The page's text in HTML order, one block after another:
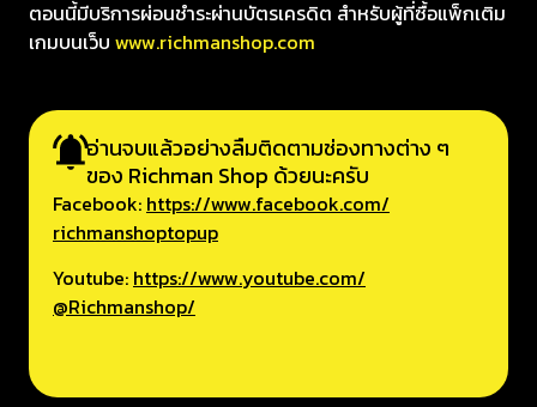
ตอนนี้มีบริการผ่อนชำระผ่านบัตรเครดิต สำหรับผู้ที่ซื้อแพ็กเติม
เกมบนเว็บ www.richmanshop.com
อ่านจบแล้วอย่างลืมติดตามช่องทางต่าง ๆ
ของ Richman Shop ด้วยนะครับ
Facebook: https://www.facebook.com/
richmanshoptopup
Youtube: https://www.youtube.com/
@Richmanshop/